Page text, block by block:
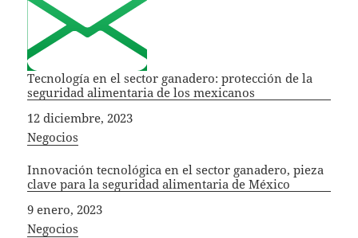
Tecnología en el sector ganadero: protección de la
seguridad alimentaria de los mexicanos
Fecha
12 diciembre, 2023
In relation to
Negocios
Innovación tecnológica en el sector ganadero, pieza
clave para la seguridad alimentaria de México
Fecha
9 enero, 2023
In relation to
Negocios